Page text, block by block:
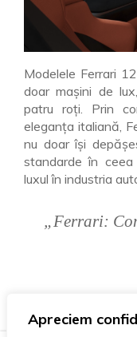
Apreciem
Modelele Ferrari
doar mașini de
patru roți. Prin
eleganța italiană,
nu doar își
standarde în
luxul în industria
„Ferrari: